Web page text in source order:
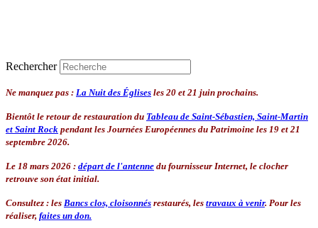
Rechercher
Ne manquez pas : La Nuit des Églises les 20 et 21 juin prochains.
Bientôt le retour de restauration du Tableau de Saint-Sébastien, Saint-Martin
et Saint Rock pendant les Journées Européennes du Patrimoine les 19 et 21
septembre 2026.
Le 18 mars 2026 : départ de l'antenne du fournisseur Internet, le clocher
retrouve son état initial.
Consultez : les Bancs clos, cloisonnés restaurés, les travaux à venir. Pour les
réaliser, faites un don.